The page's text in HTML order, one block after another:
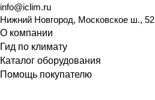
info@iclim.ru
Нижний Новгород, Московское ш., 52
О компании
Гид по климату
Каталог оборудования
Помощь покупателю